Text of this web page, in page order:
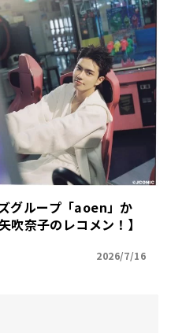
グループ「aoen」か
吹奈子のレコメン！】
2026/7/16